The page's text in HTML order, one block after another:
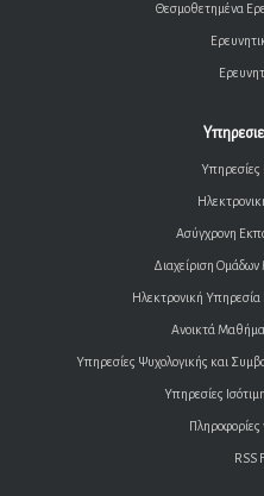
Θεσμοθετημένα
Υπηρεσίες
Ασύγχρονη
Διαχείριση
Ηλεκτρονική
Ανοικτά
Υπηρεσίες Ψυχολογικής και
Υπηρεσίες
Πληροφορίες
RSS